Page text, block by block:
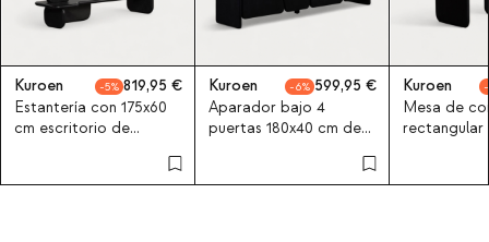
Kuroen 5
819,95
Estantería con 175x60
cm escritorio de
Kuroen
Kuroen 6
599,95
Aparador bajo 4
puertas 180x40 cm de
Kuroen
Kuroen
Mesa de
rectangular